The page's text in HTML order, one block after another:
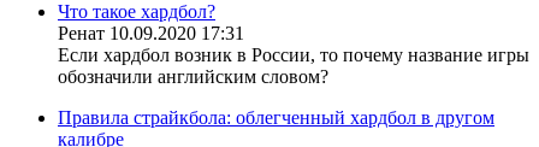
Что такое хардбол?
Ренат 10.09.2020 17:31
Если хардбол возник в России, то почему название игры
обозначили английским словом?
Правила страйкбола: облегченный хардбол в другом
калибре